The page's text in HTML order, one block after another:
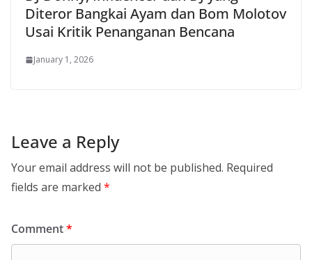
Diteror Bangkai Ayam dan Bom Molotov
Usai Kritik Penanganan Bencana
January 1, 2026
Leave a Reply
Your email address will not be published. Required
fields are marked *
Comment*